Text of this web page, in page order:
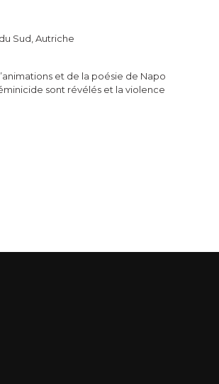
Sud, Autriche
et de la poésie de Napo
sont révélés et la violence